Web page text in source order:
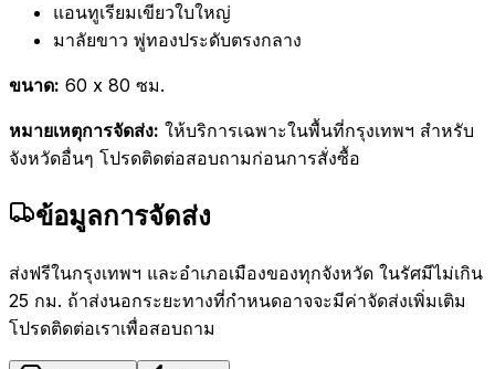
แอนทูเรียมเขียวใบใหญ่
มาลัยขาว พู่ทองประดับตรงกลาง
ขนาด: 60 x 80 ซม.
หมายเหตุการจัดส่ง: ให้บริการเฉพาะในพื้นที่กรุงเทพฯ สำหรับ
จังหวัดอื่นๆ โปรดติดต่อสอบถามก่อนการสั่งซื้อ
ข้อมูลการจัดส่ง
ส่งฟรีในกรุงเทพฯ และอำเภอเมืองของทุกจังหวัด ในรัศมีไม่เกิน
25 กม. ถ้าส่งนอกระยะทางที่กำหนดอาจจะมีค่าจัดส่งเพิ่มเติม
โปรดติดต่อเราเพื่อสอบถาม